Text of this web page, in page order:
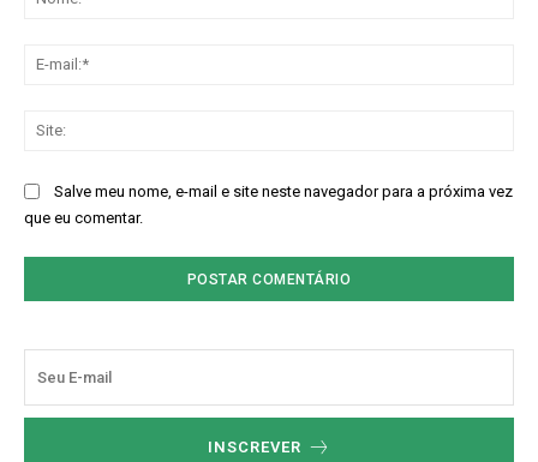
Salve meu nome, e-mail e site neste navegador para a próxima vez
que eu comentar.
INSCREVER